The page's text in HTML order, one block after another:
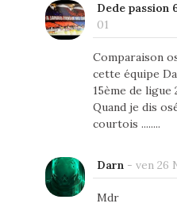
Dede passion
01
Comparaison
cette équipe
15ème de ligue
Quand je dis
courtois ........
Darn- ven 26
Mdr